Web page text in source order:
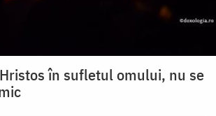
în sufletul omului, nu se